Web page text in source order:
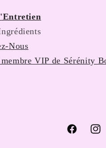
Nous
VIP de Sérénity
Facebook